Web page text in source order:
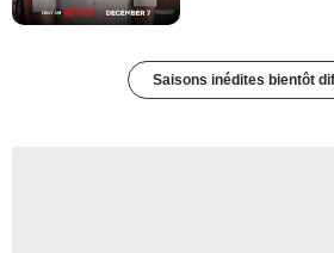
Saisons inédites bientôt